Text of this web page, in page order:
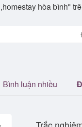
hòa bình"
Bình luận nhiều